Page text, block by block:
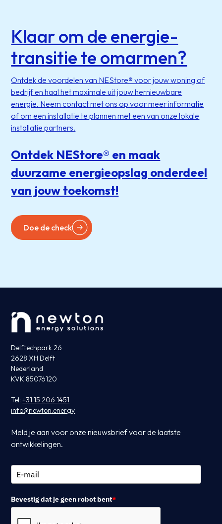
Klaar om de energie-
transitie te omarmen?
Ontdek de voordelen van NEStore® voor jouw woning of
bedrijf en haal het maximale uit jouw hernieuwbare
energie. Neem contact met ons op voor meer informatie
of om een installatie te plannen met een van onze lokale
installatie partners.
Ontdek NEStore® en maak
duurzame energieopslag onderdeel
van jouw toekomst!
Doe de check
Delftechpark 26
2628 XH Delft
Nederland
KVK 85076120
Tel:+31 15 206 1451
info@newton.energy
Meld je aan voor onze nieuwsbrief voor de laatste
ontwikkelingen.
Bevestig dat je geen robot bent*